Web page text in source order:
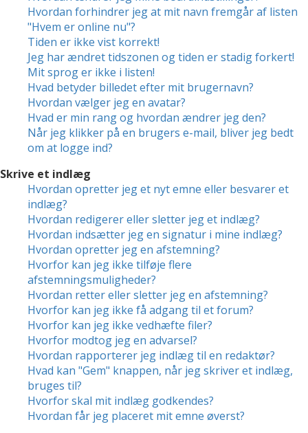
Hvordan forhindrer jeg at mit navn fremgår af listen
"Hvem er online nu"?
Tiden er ikke vist korrekt!
Jeg har ændret tidszonen og tiden er stadig forkert!
Mit sprog er ikke i listen!
Hvad betyder billedet efter mit brugernavn?
Hvordan vælger jeg en avatar?
Hvad er min rang og hvordan ændrer jeg den?
Når jeg klikker på en brugers e-mail, bliver jeg bedt
om at logge ind?
Skrive et indlæg
Hvordan opretter jeg et nyt emne eller besvarer et
indlæg?
Hvordan redigerer eller sletter jeg et indlæg?
Hvordan indsætter jeg en signatur i mine indlæg?
Hvordan opretter jeg en afstemning?
Hvorfor kan jeg ikke tilføje flere
afstemningsmuligheder?
Hvordan retter eller sletter jeg en afstemning?
Hvorfor kan jeg ikke få adgang til et forum?
Hvorfor kan jeg ikke vedhæfte filer?
Hvorfor modtog jeg en advarsel?
Hvordan rapporterer jeg indlæg til en redaktør?
Hvad kan "Gem" knappen, når jeg skriver et indlæg,
bruges til?
Hvorfor skal mit indlæg godkendes?
Hvordan får jeg placeret mit emne øverst?